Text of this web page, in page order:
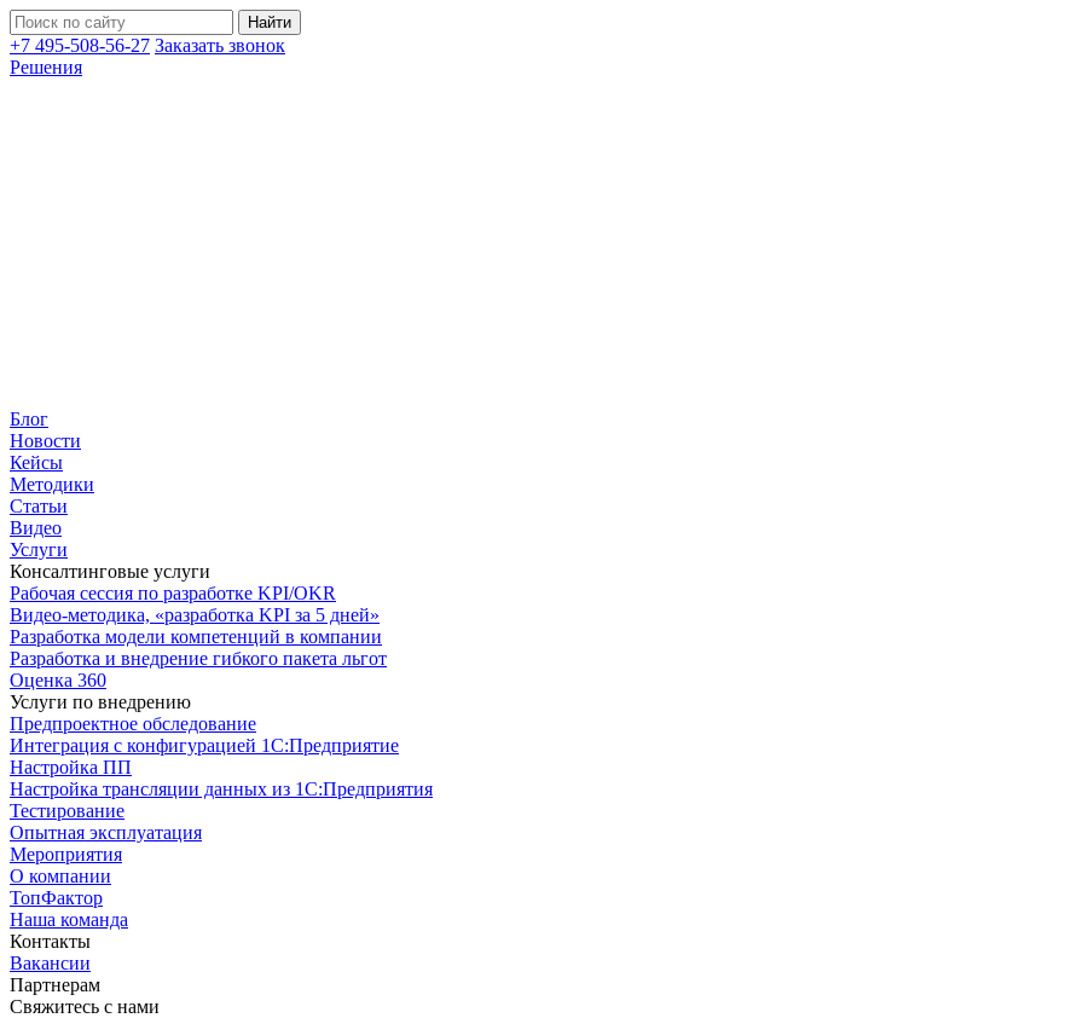
+7 495-508-56-27 Заказать звонок
Решения
Блог
Новости
Кейсы
Методики
Статьи
Видео
Услуги
Консалтинговые услуги
Рабочая сессия по разработке KPI/OKR
Видео-методика, «разработка KPI за 5 дней»
Разработка модели компетенций в компании
Разработка и внедрение гибкого пакета льгот
Оценка 360
Услуги по внедрению
Предпроектное обследование
Интеграция с конфигурацией 1С:Предприятие
Настройка ПП
Настройка трансляции данных из 1С:Предприятия
Тестирование
Опытная эксплуатация
Мероприятия
О компании
ТопФактор
Наша команда
Контакты
Вакансии
Партнерам
Свяжитесь с нами